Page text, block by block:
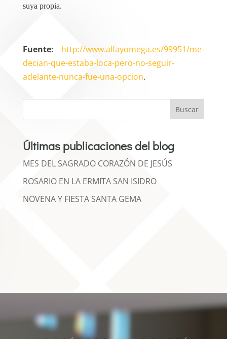
suya propia.
Fuente:
http://www.alfayomega.es/99951/me-
decian-que-estaba-loca-pero-no-seguir-
adelante-nunca-fue-una-opcion.
Buscar
Últimas publicaciones del blog
MES DEL SAGRADO CORAZÓN DE JESÚS
ROSARIO EN LA ERMITA SAN ISIDRO
NOVENA Y FIESTA SANTA GEMA